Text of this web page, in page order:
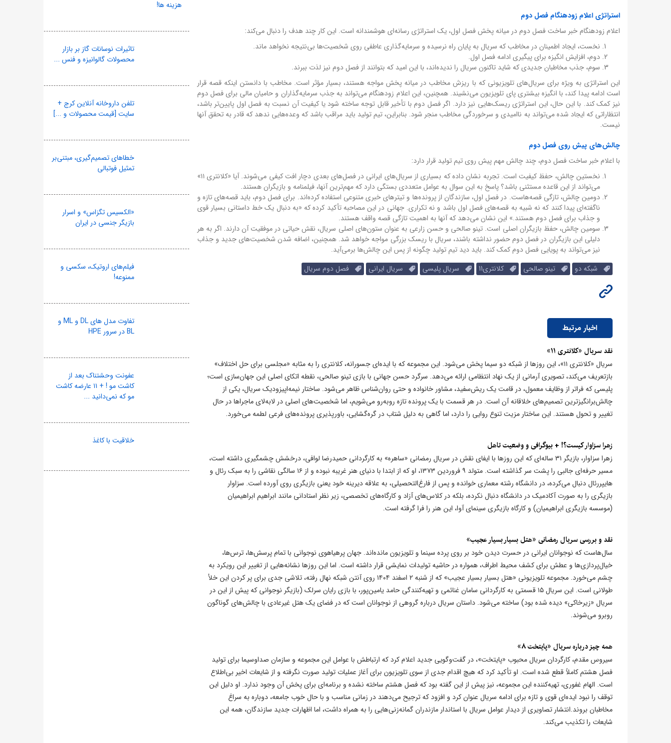
استراتژی اعلام زودهنگام فصل دوم
اعلام زودهنگام خبر ساخت فصل دوم در میانه پخش فصل اول، یک استراتژی رسانه‌ای هوشمندانه است. این کار چند هدف را دنبال می‌کند:
نخست، ایجاد اطمینان در مخاطب که سریال به پایان راه نرسیده و سرمایه‌گذاری عاطفی روی شخصیت‌ها بی‌نتیجه نخواهد ماند.
دوم، افزایش انگیزه برای پیگیری ادامه فصل اول.
سوم، جذب مخاطبان جدیدی که شاید تاکنون سریال را ندیده‌اند، با این امید که بتوانند از فصل دوم نیز لذت ببرند.
این استراتژی به ویژه برای سریال‌های تلویزیونی که با ریزش مخاطب در میانه پخش مواجه هستند، بسیار مؤثر است. مخاطب با دانستن اینکه قصه قرار
است ادامه پیدا کند، با انگیزه بیشتری پای تلویزیون می‌نشیند. همچنین، این اعلام زودهنگام می‌تواند به جذب سرمایه‌گذاران و حامیان مالی برای فصل دوم
نیز کمک کند. با این حال، این استراتژی ریسک‌هایی نیز دارد. اگر فصل دوم با تأخیر قابل توجه ساخته شود یا کیفیت آن نسبت به فصل اول پایین‌تر باشد،
انتظاراتی که ایجاد شده می‌تواند به ناامیدی و سرخوردگی مخاطب منجر شود. بنابراین، تیم تولید باید مراقب باشد که وعده‌هایی ندهد که قادر به تحقق آنها
نیست.
چالش‌های پیش روی فصل دوم
با اعلام خبر ساخت فصل دوم، چند چالش مهم پیش روی تیم تولید قرار دارد:
نخستین چالش، حفظ کیفیت است. تجربه نشان داده که بسیاری از سریال‌های ایرانی در فصل‌های بعدی دچار افت کیفی می‌شوند. آیا «کلانتری ۱۱»
می‌تواند از این قاعده مستثنی باشد؟ پاسخ به این سوال به عوامل متعددی بستگی دارد که مهم‌ترین آنها، فیلمنامه و بازیگران هستند.
دومین چالش، تازگی قصه‌هاست. در فصل اول، سازندگان از پرونده‌ها و تیترهای خبری متنوعی استفاده کرده‌اند. برای فصل دوم، باید قصه‌های تازه و
ناگفته‌ای پیدا کنند که نه شبیه به قصه‌های فصل اول باشد و نه تکراری. جهانی در این مصاحبه تأکید کرده که «به دنبال یک خط داستانی بسیار قوی
و جذاب برای فصل دوم هستند.» این نشان می‌دهد که آنها به اهمیت تازگی قصه واقف هستند.
سومین چالش، حفظ بازیگران اصلی است. تینو صالحی و حسن زارعی به عنوان ستون‌های اصلی سریال، نقش حیاتی در موفقیت آن دارند. اگر به هر
دلیلی این بازیگران در فصل دوم حضور نداشته باشند، سریال با ریسک بزرگی مواجه خواهد شد. همچنین، اضافه شدن شخصیت‌های جدید و جذاب
نیز می‌تواند به پویایی فصل دوم کمک کند. باید دید تیم تولید چگونه از پس این چالش‌ها برمی‌آید.
شبکه دو
تینو صالحی کلانتری11 سریال پلیسی سریال ایرانی فصل دوم سریال
اخبار مرتبط
​نقد سریال «کلانتری ۱۱»
سریال «کلانتری ۱۱»، این روزها از شبکه دو سیما پخش می‌شود. این مجموعه که با ایده‌ای جسورانه، کلانتری را به مثابه «مجلسی برای حل اختلاف»
بازتعریف می‌کند، تصویری آرمانی از یک نهاد انتظامی ارائه می‌دهد. سرگرد حسن جهانی با بازی تینو صالحی، نقطه اتکای اصلی این جهان‌سازی است؛
پلیسی که فراتر از وظایف معمول، در قامت یک ریش‌سفید، مشاور خانواده و حتی روان‌شناس ظاهر می‌شود. ساختار نیمه‌اپیزودیک سریال، یکی از
چالش‌برانگیزترین تصمیم‌های خلاقانه آن است. در هر قسمت با یک پرونده تازه روبه‌رو می‌شویم، اما شخصیت‌های اصلی در لابه‌لای ماجراها در حال
تغییر و تحول هستند. این ساختار مزیت تنوع روایی را دارد، اما گاهی به دلیل شتاب در گره‌گشایی، باورپذیری پرونده‌های فرعی لطمه می‌خورد.
زهرا سزاوار کیست؟! + بیوگرافی و وضعیت تاهل
زهرا سزاوار، بازیگر ۳۱ ساله‌ای که این روزها با ایفای نقش در سریال رمضانی «ساهره» به کارگردانی حمیدرضا لوافی، درخشش چشمگیری داشته است،
مسیر حرفه‌ای جالبی را پشت سر گذاشته است. متولد ۹ فروردین ۱۳۷۳، او که از ابتدا با دنیای هنر غریبه نبوده و از ۱۶ سالگی نقاشی را به سبک رئال و
هایپررئال دنبال می‌کرده، در دانشگاه رشته معماری خوانده و پس از فارغ‌التحصیلی، به علاقه دیرینه خود یعنی بازیگری روی آورده است. سزاوار
بازیگری را به صورت آکادمیک در دانشگاه دنبال نکرده، بلکه در کلاس‌های آزاد و کارگاه‌های تخصصی، زیر نظر استادانی مانند ابراهیم ابراهیمیان
(موسسه بازیگری ابراهیمیان) و کارگاه بازیگری سینمای آوا، این هنر را فرا گرفته است.
نقد و بررسی سریال رمضانی «هتل بسیار بسیار عجیب»
سال‌هاست که نوجوانان ایرانی در حسرت دیدن خود بر روی پرده سینما و تلویزیون مانده‌اند. جهان پرهیاهوی نوجوانی با تمام پرسش‌ها، ترس‌ها،
خیال‌پردازی‌ها و عطش برای کشف محیط اطراف، همواره در حاشیه تولیدات نمایشی قرار داشته است. اما این روزها نشانه‌هایی از تغییر این رویکرد به
چشم می‌خورد. مجموعه تلویزیونی «هتل بسیار بسیار عجیب» که از شنبه ۲ اسفند ۱۴۰۴ روی آنتن شبکه نهال رفته، تلاشی جدی برای پر کردن این خلأ
طولانی است. این سریال ۱۵ قسمتی به کارگردانی سامان غنائمی و تهیه‌کنندگی حامد یامین‌پور، با بازی رایان سرلک (بازیگر نوجوانی که پیش از این در
سریال «زیرخاکی» دیده شده بود) ساخته می‌شود. داستان سریال درباره گروهی از نوجوانان است که در فضای یک هتل غیرعادی با چالش‌های گوناگون
روبرو می‌شوند.
همه چیز درباره سریال «پایتخت ۸»
سیروس مقدم، کارگردان سریال محبوب «پایتخت»، در گفت‌وگویی جدید اعلام کرد که ارتباطش با عوامل این مجموعه و سازمان صداوسیما برای تولید
فصل هشتم کاملاً قطع شده است. او تأکید کرد که هیچ اقدام جدی از سوی تلویزیون برای آغاز عملیات تولید صورت نگرفته و از شایعات اخیر بی‌اطلاع
است. الهام غفوری، تهیه‌کننده این مجموعه، نیز پیش از این گفته بود که فصل هشتم ساخته نشده و برنامه‌ای برای پخش آن وجود ندارد. او دلیل این
توقف را نبود ایده‌ای قوی و تازه برای ادامه سریال عنوان کرد و افزود که ترجیح می‌دهند در زمانی مناسب و با حال خوب جامعه، دوباره به سراغ
مخاطبان بروند.انتشار تصاویری از دیدار عوامل سریال با استاندار مازندران گمانه‌زنی‌هایی را به همراه داشت، اما اظهارات جدید سازندگان، همه این
شایعات را تکذیب می‌کند.
هزینه ها!
تاثیرات نوسانات گاز بر بازار
محصولات گالوانیزه و فنس ...
تلفن داروخانه آنلاین کرج +
سایت [قیمت محصولات و ...]
خطاهای تصمیم‌گیری، مبتنی‌بر
تمثیل فوتبالی
«الکسیس تگزاس» و اسرار
بازیگر جنسی در ایران
فیلم‌های اروتیک، سکسی و
ممنوعه!
تفاوت مدل های DL و ML و
BL در سرور HPE
عفونت وحشتناک بعد از
کاشت مو ! + ۱۱ عارضه کاشت
مو که نمی‌دانید ...
خلاقیت با کاغذ